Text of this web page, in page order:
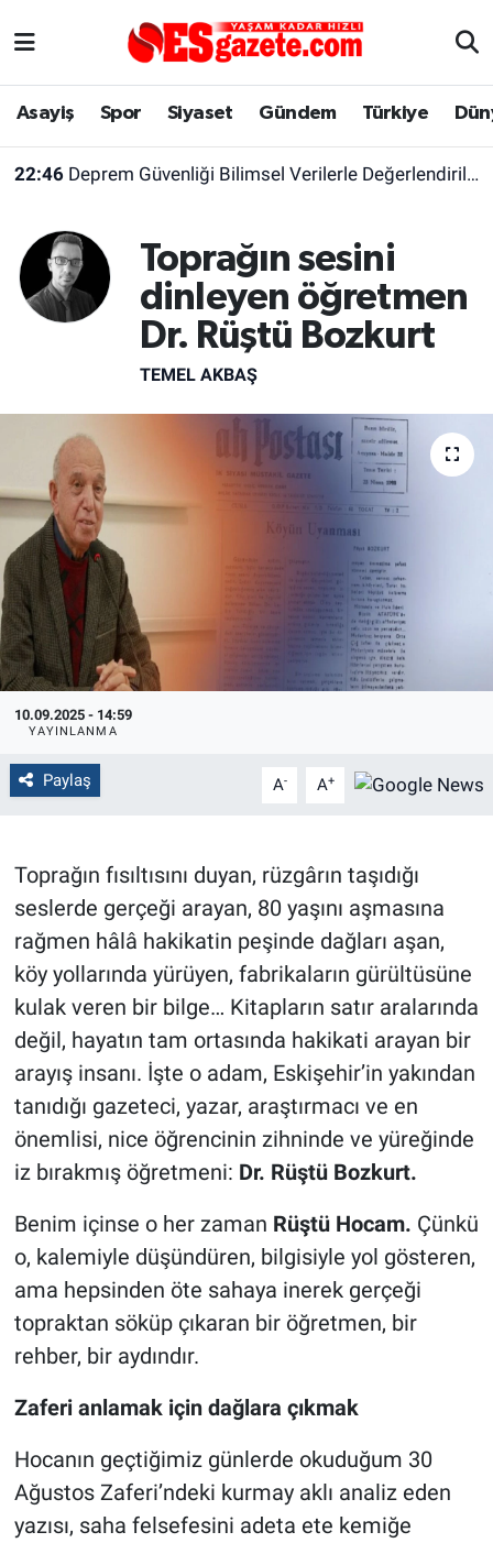
Asayiş Spor Siyaset Gündem Türkiye
22:46 Deprem Güvenliği Bilimsel Verilerle Değerlendirilmeli
Toprağın sesini
dinleyen öğretmen
Dr. Rüştü Bozkurt
TEMEL AKBAŞ
10.09.2025 - 14:59
YAYINLANMA
Paylaş A- A+
Toprağın fısıltısını duyan, rüzgârın taşıdığı
seslerde gerçeği arayan, 80 yaşını aşmasına
rağmen hâlâ hakikatin peşinde dağları aşan,
köy yollarında yürüyen, fabrikaların gürültüsüne
kulak veren bir bilge… Kitapların satır aralarında
değil, hayatın tam ortasında hakikati arayan bir
arayış insanı. İşte o adam, Eskişehir’in yakından
tanıdığı gazeteci, yazar, araştırmacı ve en
önemlisi, nice öğrencinin zihninde ve yüreğinde
iz bırakmış öğretmeni: Dr. Rüştü Bozkurt.
Benim içinse o her zaman Rüştü Hocam. Çünkü
o, kalemiyle düşündüren, bilgisiyle yol gösteren,
ama hepsinden öte sahaya inerek gerçeği
topraktan söküp çıkaran bir öğretmen, bir
rehber, bir aydındır.
Zaferi anlamak için dağlara çıkmak
Hocanın geçtiğimiz günlerde okuduğum 30
Ağustos Zaferi’ndeki kurmay aklı analiz eden
yazısı, saha felsefesini adeta ete kemiğe
Asayiş
Gündem
Türkiye
Sağlık
Alış-Veriş/İş dünyası
Yaşam
Eskişehirspor Arşivi
Eskişehir Arşivi
Ekonomi
Kültür Sanat
Politika
Bilecik
Kütahya
Yerel
Magazin
Bilim ve Teknoloji
Eskişehir Nöbetçi Eczaneler
Süper Lig Puan Durumu ve Fikstür
Tüm Manşetler
Son Dakika Haberleri
Haber Arşivi